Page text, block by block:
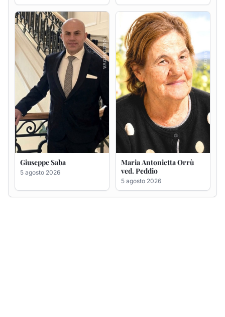
Giuseppe Saba
5 agosto 2026
Maria Antonietta Orrù
ved. Peddio
5 agosto 2026